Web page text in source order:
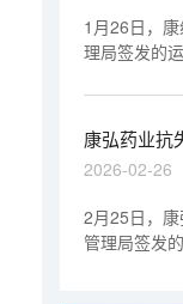
1月26日，
理局签发的
童腺样体肥
康弘药业抗
2026-02-26
2月25日，
管理局签发